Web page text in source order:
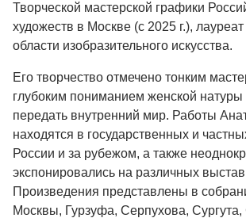
Творческой мастерской графики
художеств в Москве (с 2025 г.),
области изобразительного искусства.
Его творчество отмечено тонким
глубоким пониманием женской
передать внутренний мир. Работы
находятся в государственных и
России и за рубежом, а также
экспонировались на различных
Произведения представлены в
Москвы, Гурзуфа, Серпухова, Сургута,